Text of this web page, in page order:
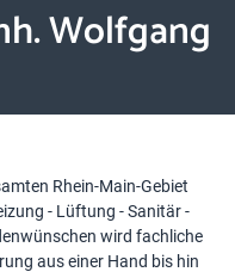
Wolfgang
Rhein-Main-Gebiet
- Lüftung - Sanitär -
wird fachliche
aus einer Hand bis hin